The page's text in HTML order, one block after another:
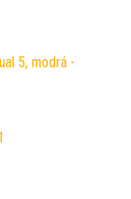
5, modrá -